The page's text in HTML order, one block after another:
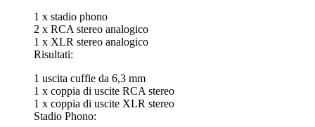
1 x stadio phono
2 x RCA stereo analogico
1 x XLR stereo analogico
Risultati:
1 uscita cuffie da 6,3 mm
1 x coppia di uscite RCA stereo
1 x coppia di uscite XLR stereo
Stadio Phono: